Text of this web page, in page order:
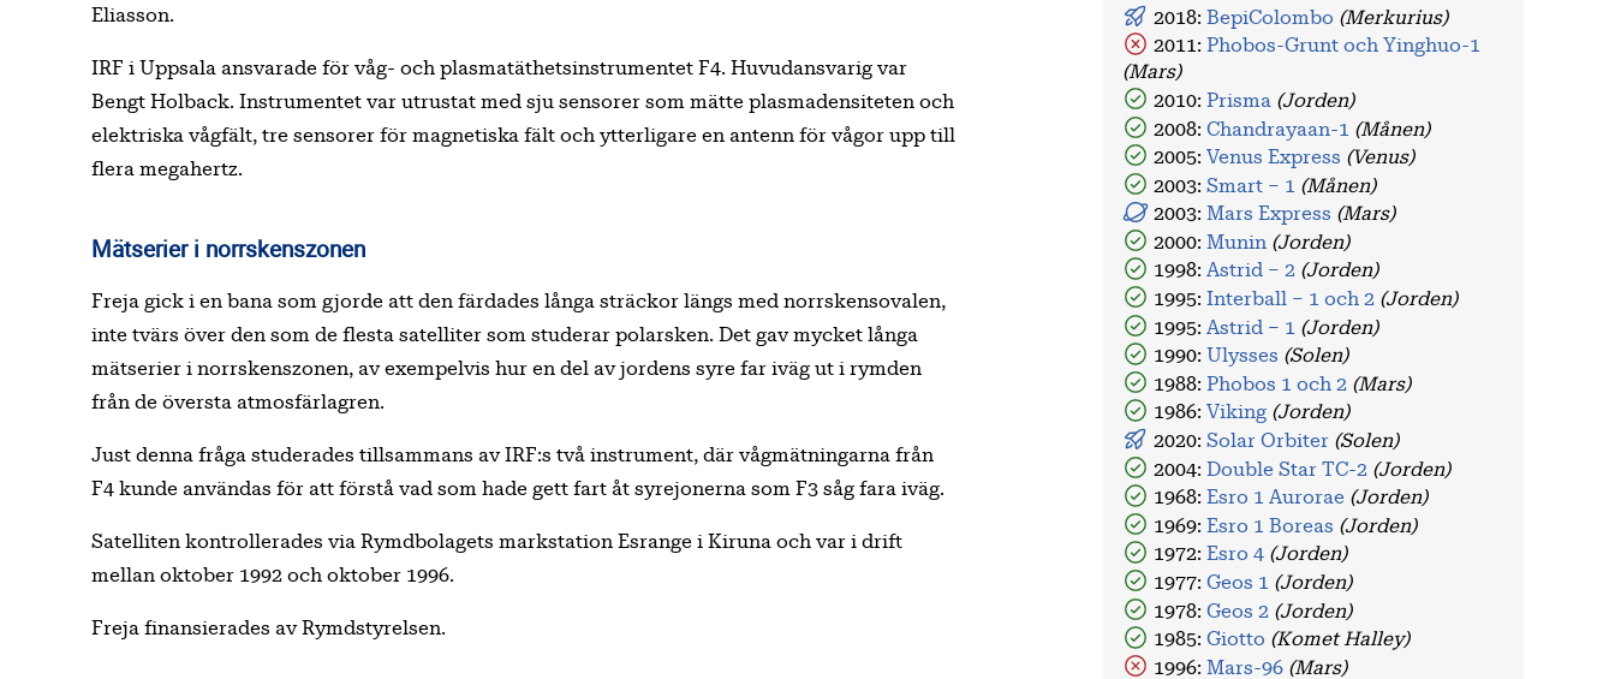
Eliasson.
IRF i Uppsala ansvarade för våg- och plasmatäthetsinstrumentet F4. Huvudansvarig var
Bengt Holback. Instrumentet var utrustat med sju sensorer som mätte plasmadensiteten och
elektriska vågfält, tre sensorer för magnetiska fält och ytterligare en antenn för vågor upp till
flera megahertz.
Mätserier i norrskenszonen
Freja gick i en bana som gjorde att den färdades långa sträckor längs med norrskensovalen,
inte tvärs över den som de flesta satelliter som studerar polarsken. Det gav mycket långa
mätserier i norrskenszonen, av exempelvis hur en del av jordens syre far iväg ut i rymden
från de översta atmosfärlagren.
Just denna fråga studerades tillsammans av IRF:s två instrument, där vågmätningarna från
F4 kunde användas för att förstå vad som hade gett fart åt syrejonerna som F3 såg fara iväg.
Satelliten kontrollerades via Rymdbolagets markstation Esrange i Kiruna och var i drift
mellan oktober 1992 och oktober 1996.
Freja finansierades av Rymdstyrelsen.
2018:BepiColombo (Merkurius)
2011: Phobos-Grunt och Yinghuo-1
(Mars)
2010:Prisma (Jorden)
2008:Chandrayaan-1 (Månen)
2005: Venus Express (Venus)
2003:Smart – 1 (Månen)
2003: Mars Express (Mars)
2000:Munin (Jorden)
1998: Astrid – 2 (Jorden)
1995:
Interball – 1 och 2 (Jorden)
1995: Astrid – 1 (Jorden)
1990: Ulysses (Solen)
1988:Phobos 1 och 2 (Mars)
1986: Viking (Jorden)
2020:Solar Orbiter (Solen)
2004:Double Star TC-2 (Jorden)
1968: Esro 1 Aurorae (Jorden)
1969:Esro 1 Boreas (Jorden)
1972: Esro 4 (Jorden)
1977:Geos 1 (Jorden)
1978:Geos 2 (Jorden)
1985:Giotto (Komet Halley)
1996:Mars-96 (Mars)